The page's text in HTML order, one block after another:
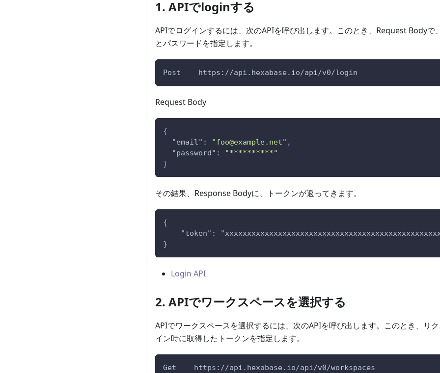
1. APIでloginする
APIでログインするには、次のAPIを呼び出します。このとき、Request Bodyで
とパスワードを指定します。
Post    https://api.hexabase.io/api/v0/login
Request Body
{
"email" : "foo@example.net" ,
"password" :
"**********"
}
その結果、Response Bodyに、トークンが返ってきます。
{
"token":
}
Login API
2. APIでワークスペースを選択する
APIでワークスペースを選択するには、次のAPIを呼び出します。このとき、リ
イン時に取得したトークンを指定します。
Get    https://api.hexabase.io/api/v0/workspaces